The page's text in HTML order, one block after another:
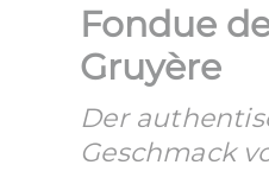
Fondue
Gruyère
Der
Geschmack